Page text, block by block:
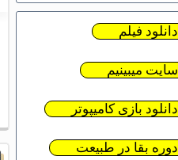
دانلود فیلم
سایت میبینیم
دانلود بازی کامیپوتر
دوره بقا در طبیعت